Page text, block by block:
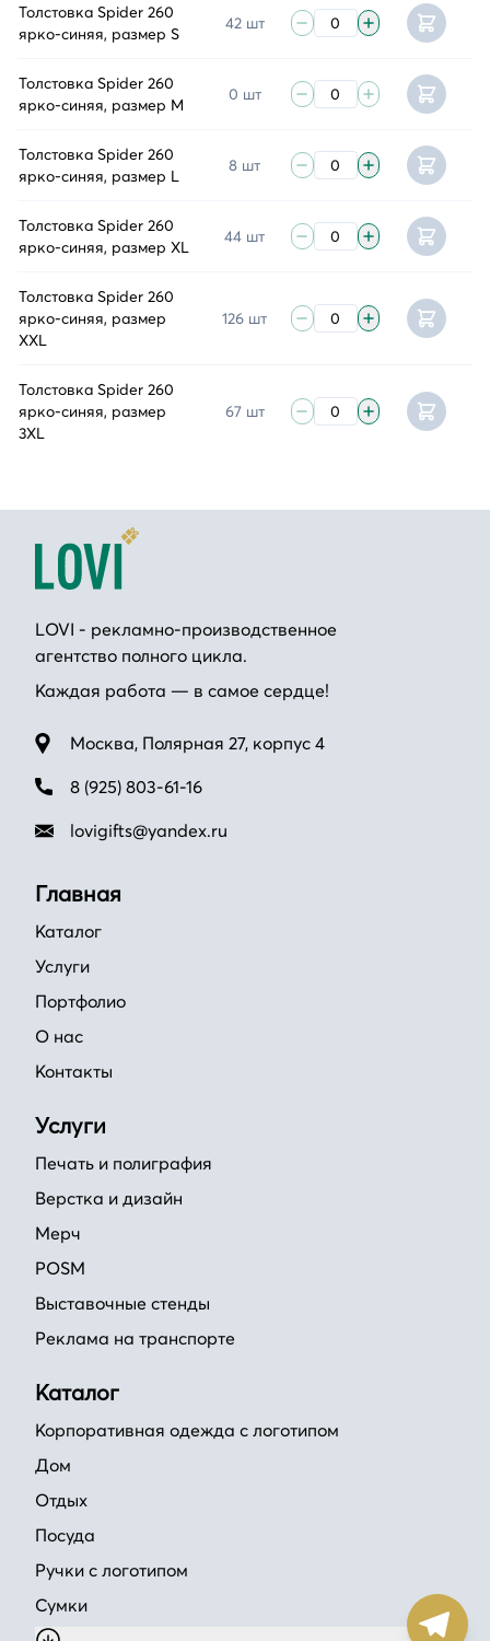
Толстовка Spider 260
ярко-синяя, размер S
42 шт
Толстовка Spider 260
ярко-синяя, размер M
0 шт
Толстовка Spider 260
ярко-синяя, размер L
8 шт
Толстовка Spider 260
ярко-синяя, размер XL
44 шт
Толстовка Spider 260
ярко-синяя, размер
XXL
126 шт
Толстовка Spider 260
ярко-синяя, размер
3XL
67 шт
LOVI - рекламно-производственное
агентство полного цикла.
Каждая работа — в самое сердце!
Москва, Полярная 27, корпус 4
8 (925) 803-61-16
lovigifts@yandex.ru
Главная
Каталог
Услуги
Портфолио
О нас
Контакты
Услуги
Печать и полиграфия
Верстка и дизайн
Мерч
POSM
Выставочные стенды
Реклама на транспорте
Каталог
Корпоративная одежда с логотипом
Дом
Отдых
Посуда
Ручки с логотипом
Сумки